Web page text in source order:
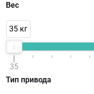
Вес
35 кг
35
Тип привода